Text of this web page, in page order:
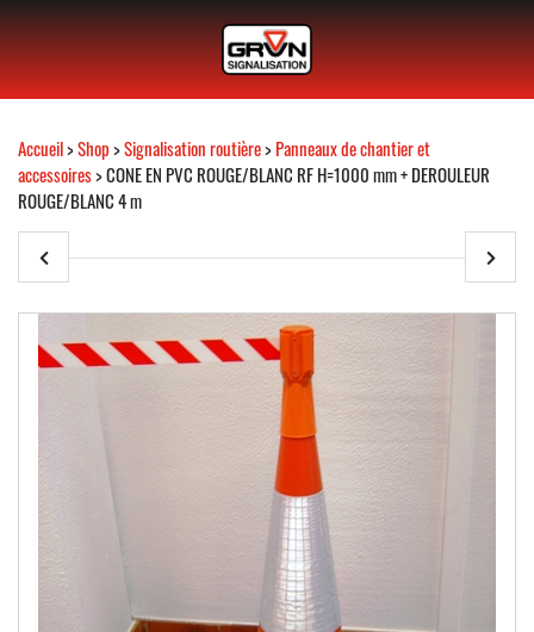
Accueil>Shop>Signalisation routière>Panneaux de chantier et
accessoires> CONE EN PVC ROUGE/BLANC RF H=1000 mm + DEROULEUR
ROUGE/BLANC 4 m